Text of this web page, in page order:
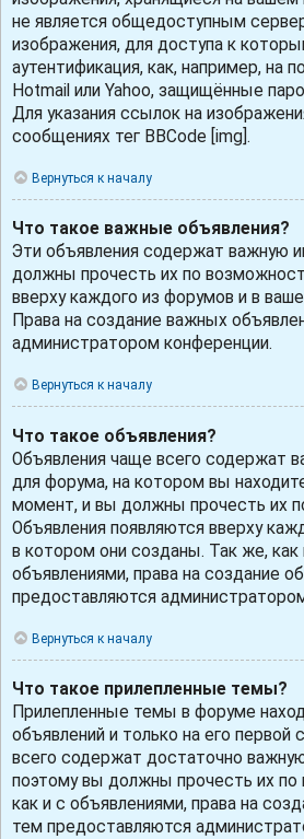
не является общедоступным
изображения, для доступа к
аутентификация, как, например, на
Hotmail или Yahoo, защищённые
Для указания ссылок на
сообщениях тег BBCode [img].
Вернуться к началу
Что такое важные объявления?
Эти объявления содержат важную
должны прочесть их по
вверху каждого из форумов и в
Права на создание важных
администратором конференции.
Вернуться к началу
Что такое объявления?
Объявления чаще всего содержат
для форума, на котором вы
момент, и вы должны прочесть их
Объявления появляются вверху
в котором они созданы. Так же,
объявлениями, права на создание
предоставляются
Вернуться к началу
Что такое прилепленные темы?
Прилепленные темы в форуме
объявлений и только на его первой
всего содержат достаточно
поэтому вы должны прочесть их
как и с объявлениями, права на
тем предоставляются